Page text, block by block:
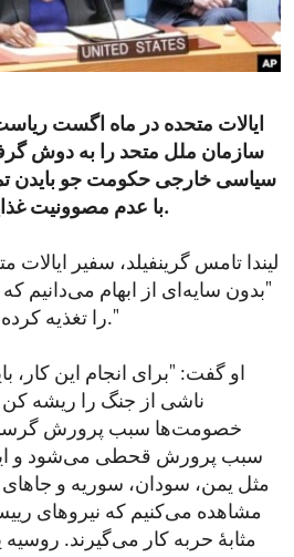
ایالات متحده در ماه اگست
سازمان ملل متحد را به دوش
سیاسی خارجی حکومت جو بایدن
با عدم مصوونیت غذایی و دفاع از حقوق بشر.
لیندا تامس گرینفیلد، سفیر
"بدون سایه‌ای از ابهام می‌دانیم
را تغذیه کرده و به قحطی خاتمه دهیم."
او گفت: "برای انجام این کار،
ناشی از جنگ را ریشه کن
خصومت‌ها سبب پرورش
سبب پرورش قحطی‌ می‌شود و
مثل یمن، سودان، سوریه و جاهای
مشاهده می‌کنیم که نیروهای
مثابۀ حربه کار می‌گیرند. روسیه